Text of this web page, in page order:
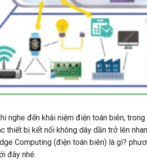
nghe đến khái niệm điện toán biên,
thiết bị kết nối không dây dần trở lên
Computing (điện toán biên) là gì?
đây nhé.